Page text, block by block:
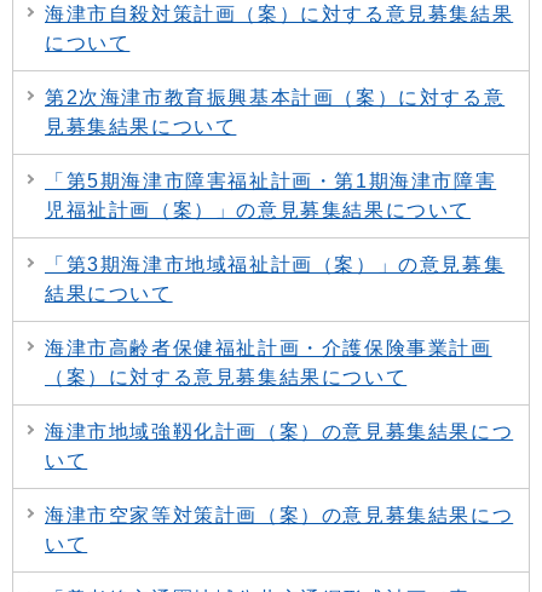
海津市自殺対策計画（案）に対する意見募集結果
について
第2次海津市教育振興基本計画（案）に対する意
見募集結果について
「第5期海津市障害福祉計画・第1期海津市障害
児福祉計画（案）」の意見募集結果について
「第3期海津市地域福祉計画（案）」の意見募集
結果について
海津市高齢者保健福祉計画・介護保険事業計画
（案）に対する意見募集結果について
海津市地域強靱化計画（案）の意見募集結果につ
いて
海津市空家等対策計画（案）の意見募集結果につ
いて